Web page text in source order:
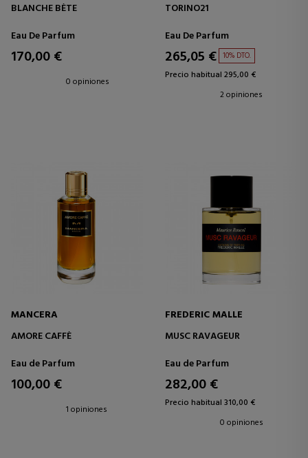
BLANCHE BÈTE
Eau De Parfum
170,00 €
0 opiniones
TORINO21
Eau De Parfum
265,05 € 10% DTO.
Precio habitual 295,00 €
2 opiniones
MANCERA
AMORE CAFFÈ
Eau de Parfum
100,00 €
1 opiniones
FREDERIC MALLE
MUSC RAVAGEUR
Eau de Parfum
282,00 €
Precio habitual 310,00 €
0 opiniones